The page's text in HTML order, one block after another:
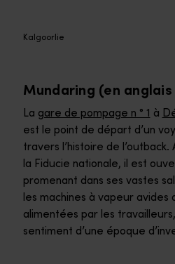
Kalgoorlie
Mundaring (en
La gare de pompage n ° 1 à
est le point de départ d’un
travers l’histoire de
la Fiducie nationale, il est
promenant dans ses vastes
les machines à vapeur avides
alimentées par les
sentiment d’une époque